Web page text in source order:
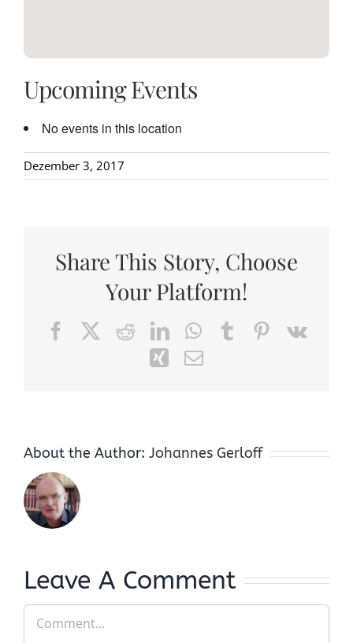
Upcoming Events
No events in this location
Dezember 3, 2017
Share This Story, Choose
Your Platform!
FacebookRedditLinkedInWhatsApp
TumblrPinterest
Vk
XingEmail
About the Author: Johannes Gerloff
Leave A Comment
Comment